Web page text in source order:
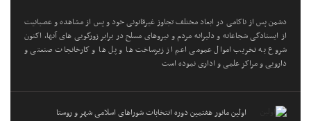
دشمن پس از ناکامی در ابعاد مختلف تجاوز غیرقانونی خود و پس از مشاهده و عصبانیت
از ایستادگی شجاعانه و دلیرانه مردم و نیروهای مسلح در برابر زورگویی های آنها، اکنون
شروع به تخریب اموال عمومی اعم از زیرساخت ها و پل ها و کارخانجات صنعتی و
دارویی و مراکز علمی و اداری نموده است
اولین مانور هفتمین دوره انتخابات شوراهای اسلامی شهر و روستا